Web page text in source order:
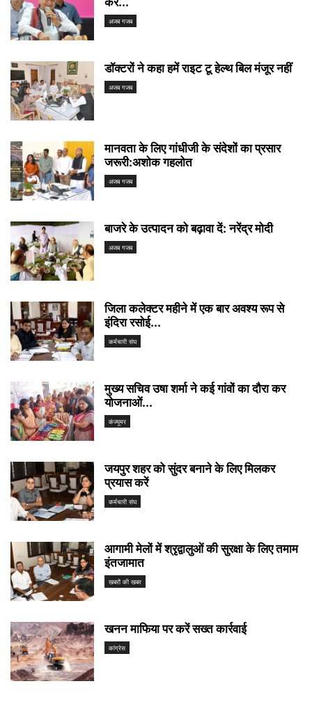
अजब गजब
डॉक्टरों ने कहा हमें राइट टू हेल्थ बिल मंजूर नहीं
अजब गजब
मानवता के लिए गांधीजी के संदेशों का प्रसार
जरूरी:अशोक गहलोत
अजब गजब
बाजरे के उत्पादन को बढ़ावा दें: नरेंद्र मोदी
अजब गजब
जिला कलेक्टर महीने में एक बार अवश्य रूप से
इंदिरा रसोई...
कर्मचारी संघ
मुख्य सचिव उषा शर्मा ने कई गांवों का दौरा कर
योजनाओं...
कंज्यूमर
जयपुर शहर को सुंदर बनाने के लिए मिलकर
प्रयास करें
कर्मचारी संघ
आगामी मेलों में श्रृद्वालुओं की सुरक्षा के लिए तमाम
इंतजामात
खबरों की खबर
खनन माफिया पर करें सख्त कार्रवाई
कांग्रेस